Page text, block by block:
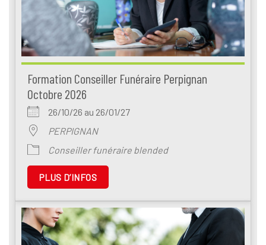
Formation Conseiller Funéraire Perpignan
Octobre 2026
26/10/26 au 26/01/27
PERPIGNAN
Conseiller funéraire blended
PLUS D’INFOS